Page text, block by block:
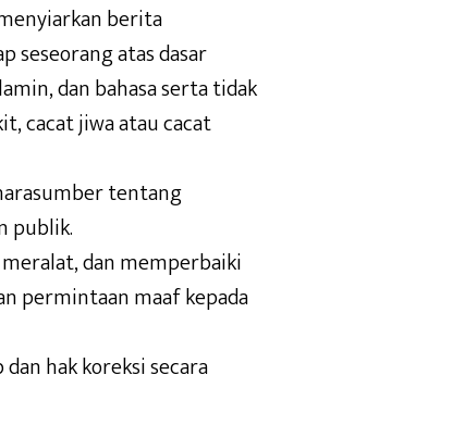
berita
seseorang atas dasar
dan bahasa serta tidak
cacat jiwa atau cacat
tentang
publik.
dan memperbaiki
permintaan maaf kepada
hak koreksi secara